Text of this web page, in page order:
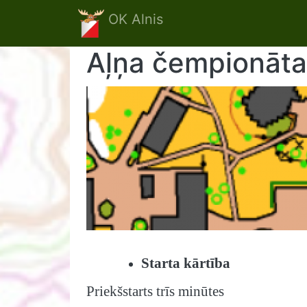
Skip to main content
OK Alnis
Aļņa
Starta kārtība
Priekšstarts trīs minūtes